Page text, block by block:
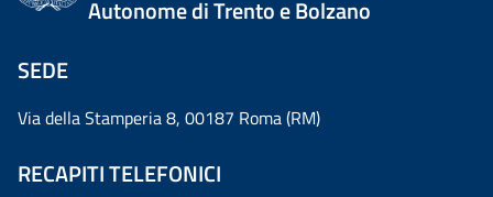
Autonome di Trento e Bolzano
SEDE
Via della Stamperia 8, 00187 Roma (RM)
RECAPITI TELEFONICI